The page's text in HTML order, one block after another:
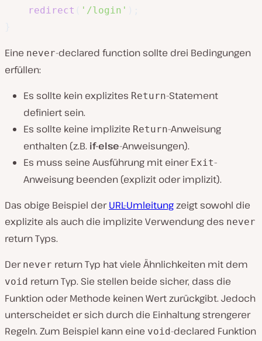
redirect
'/login'
Eine never-declared function sollte drei Bedingungen
erfüllen:
Es sollte kein explizites Return-Statement
definiert sein.
Es sollte keine implizite Return-Anweisung
enthalten (z.B. if-else-Anweisungen).
Es muss seine Ausführung mit einer Exit-
Anweisung beenden (explizit oder implizit).
Das obige Beispiel derURL-Umleitungzeigt sowohl die
explizite als auch die implizite Verwendung des never
return Typs.
Der never return Typ hat viele Ähnlichkeiten mit dem
void return Typ. Sie stellen beide sicher, dass die
Funktion oder Methode keinen Wert zurückgibt. Jedoch
unterscheidet er sich durch die Einhaltung strengerer
Regeln. Zum Beispiel kann eine void-declared Funktion